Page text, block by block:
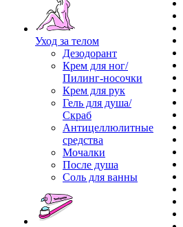
Уход за телом
Дезодорант
Крем для ног/
Пилинг-носочки
Крем для рук
Гель для душа/
Скраб
Антицеллюлитные
средства
Мочалки
После душа
Соль для ванны